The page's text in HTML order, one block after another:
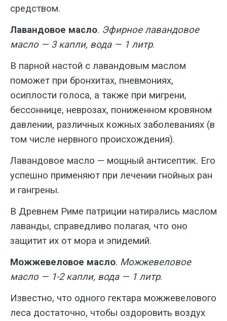
средством.
Лавандовое масло. Эфирное ла­вандовое
масло — 3 капли, вода — 1 литр.
В парной настой с лавандовым мас­лом
поможет при бронхитах, пневмони­ях,
осиплости голоса, а также при миг­рени,
бессоннице, неврозах, понижен­ном кровяном
давлении, различных кожных заболеваниях (в
том числе не­рвного происхождения).
Лавандовое масло — мощный анти­септик. Его
успешно применяют при ле­чении гнойных ран
и гангрены.
В Древнем Риме патриции натира­лись маслом
лаванды, справедливо по­лагая, что оно
защитит их от мора и эпи­демий.
Можжевеловое масло. Можжеве­ловое
масло — 1-2 капли, вода — 1 литр.
Известно, что одного гектара мож­жевелового
леса достаточно, чтобы оз­доровить воздух